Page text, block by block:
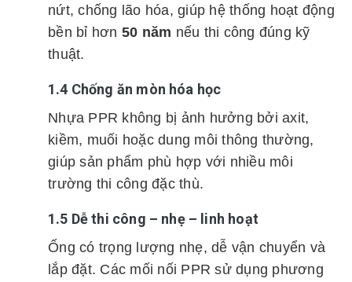
nứt, chống lão hóa, giúp hệ thống hoạt động
bền bỉ hơn 50 năm nếu thi công đúng kỹ
thuật.
1.4 Chống ăn mòn hóa học
Nhựa PPR không bị ảnh hưởng bởi axit,
kiềm, muối hoặc dung môi thông thường,
giúp sản phẩm phù hợp với nhiều môi
trường thi công đặc thù.
1.5 Dễ thi công – nhẹ – linh hoạt
Ống có trọng lượng nhẹ, dễ vận chuyển và
lắp đặt. Các mối nối PPR sử dụng phương